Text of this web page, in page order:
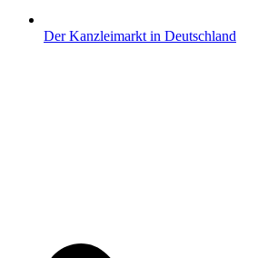
Der Kanzleimarkt in Deutschland